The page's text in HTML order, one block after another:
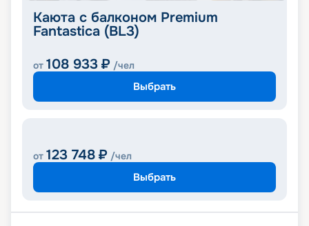
Каюта с балконом Premium
Fantastica (BL3)
от 108 933 ₽ /чел
Выбрать
от 123 748 ₽ /чел
Выбрать